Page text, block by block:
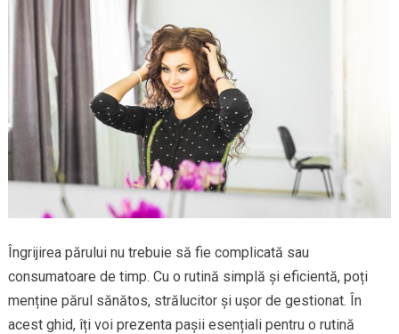
Îngrijirea părului nu trebuie să fie complicată sau
consumatoare de timp. Cu o rutină simplă și eficientă, poți
menține părul sănătos, strălucitor și ușor de gestionat. În
acest ghid, îți voi prezenta pașii esențiali pentru o rutină